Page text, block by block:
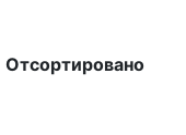
Отсортировано